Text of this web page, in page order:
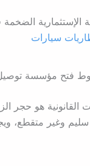
سيارات
فتح مؤسسة
القانونية هو حجر
وغير متقطع،